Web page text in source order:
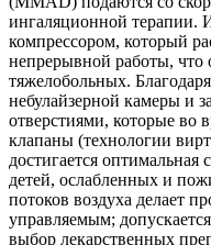
ингаляционной терапии.
компрессором, который
непрерывной работы, что
тяжелобольных.
небулайзерной камеры и
отверстиями, которые во
клапаны (технологии
достигается оптимальная
детей, ослабленных и
потоков воздуха делает
управляемым;
выбор лекарственных